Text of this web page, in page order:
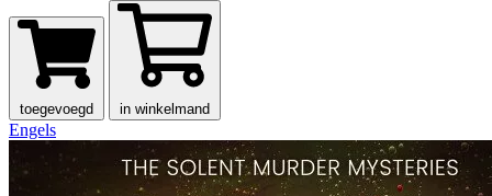
toegevoegd in winkelmand
Engels